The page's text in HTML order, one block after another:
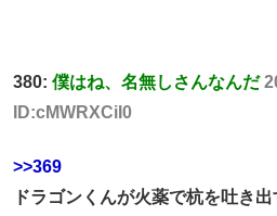
380: 僕はね、名無しさんなんだ
ID:cMWRXCiI0
>>369
ドラゴンくんが火薬で杭を吐き